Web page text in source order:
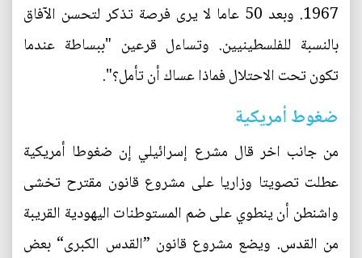
1967. وبعد 50 عاما لا يرى فرصة تذكر لتحسن الآفاق
بالنسبة للفلسطينيين. وتساءل قرعين "ببساطة عندما
تكون تحت الاحتلال فماذا عساك أن تأمل؟".
ضغوط أمريكية
من جانب اخر قال مشرع إسرائيلي إن ضغوطا أمريكية
عطلت تصويتا وزاريا على مشروع قانون مقترح تخشى
واشنطن أن ينطوي على ضم المستوطنات اليهودية القريبة
من القدس. ويضع مشروع قانون ”القدس الكبرى“ بعض